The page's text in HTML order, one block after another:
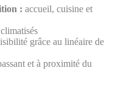
: accueil, cuisine et
grâce au linéaire de
et à proximité du